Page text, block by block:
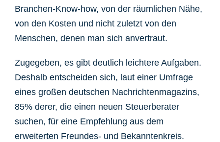
Branchen-Know-how, von der räumlichen Nähe,
von den Kosten und nicht zuletzt von den
Menschen, denen man sich anvertraut.
Zugegeben, es gibt deutlich leichtere Aufgaben.
Deshalb entscheiden sich, laut einer Umfrage
eines großen deutschen Nachrichtenmagazins,
85% derer, die einen neuen Steuerberater
suchen, für eine Empfehlung aus dem
erweiterten Freundes- und Bekanntenkreis.